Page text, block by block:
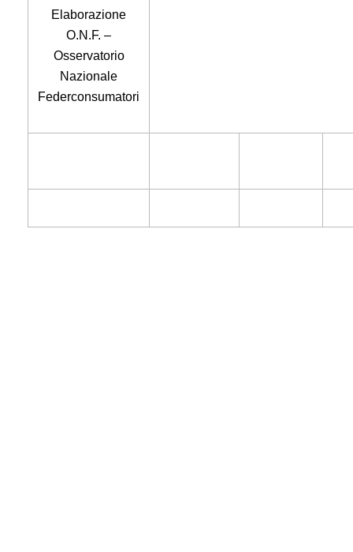
Elaborazione
O.N.F. –
Osservatorio
Nazionale
Federconsumatori